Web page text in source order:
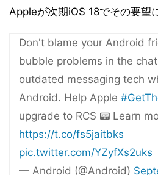
Appleが次期iOS 18でその要望
Don't blame your Android
bubble problems in the
outdated messaging tech
Android. Help Apple
upgrade to RCS 📟 Learn
https://t.co/fs5jaitbks
pic.twitter.com/YZyfXs2uks
— Android (@Android)